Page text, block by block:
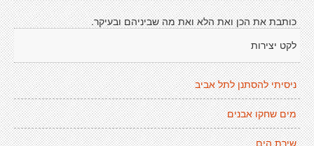
כותבת את הכן ואת הלא ואת מה שביניהם ובעיקר.
לקט יצירות
ניסיתי להסתנן לתל אביב
מים שחקו אבנים
שירת הים